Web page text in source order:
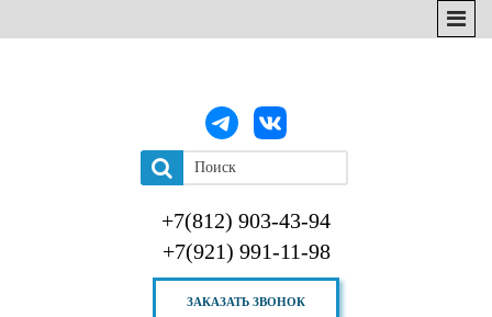
+7(812) 903-43-94
+7(921) 991-11-98
ЗАКАЗАТЬ ЗВОНОК